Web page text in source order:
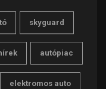
skyguard
hírek autópiac
elektromos auto